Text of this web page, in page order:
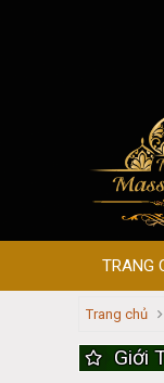
TRANG
Trang chủ
Giới